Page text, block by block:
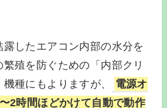
したエアコン内部の水分を
殖を防ぐための「内部クリ
種にもよりますが、
電源オ
2時間ほどかけて自動で動作